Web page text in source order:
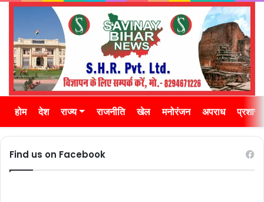
होम देश राज्य राजनीति खेल मनोरंजन अपराध
Find us on Facebook